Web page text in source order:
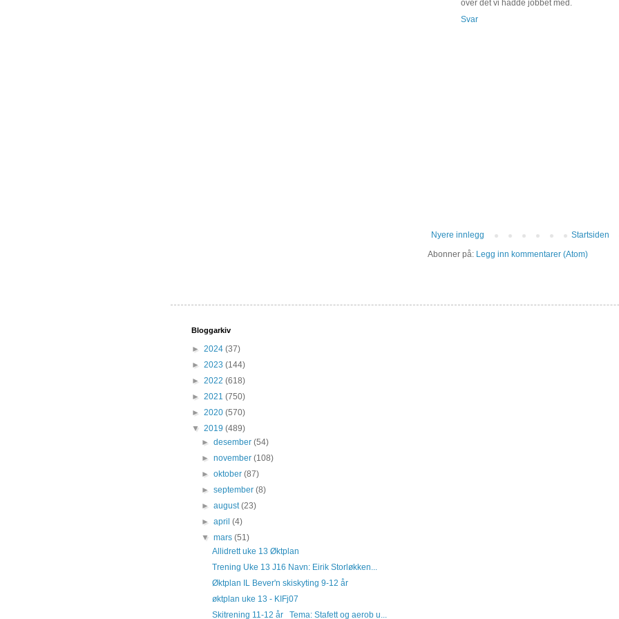
over det vi hadde jobbet med.
Svar
Nyere innlegg
Startsiden
Abonner på: Legg inn kommentarer (Atom)
Bloggarkiv
► 2024 (37)
► 2023 (144)
► 2022 (618)
► 2021 (750)
► 2020 (570)
▼ 2019 (489)
►desember(54)
►november(108)
►oktober(87)
►september(8)
►august(23)
►april(4)
▼mars(51)
Allidrett uke 13 Øktplan
Trening Uke 13 J16 Navn: Eirik Storløkken...
Øktplan IL Bever'n skiskyting 9-12 år
øktplan uke 13 - KIFj07
Skitrening 11-12 år Tema: Stafett og aerob u...